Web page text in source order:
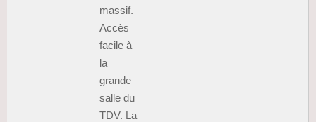
massif.
Accès
facile à
la
grande
salle du
TDV. La